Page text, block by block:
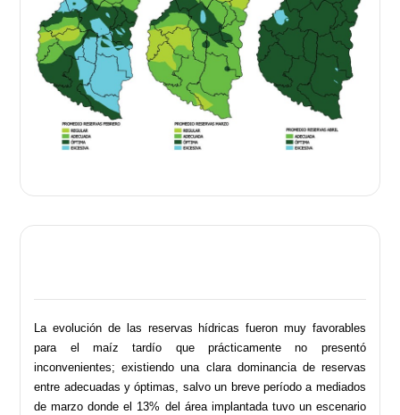
La evolución de las reservas hídricas fueron muy favorables
para el maíz tardío que prácticamente no presentó
inconvenientes; existiendo una clara dominancia de reservas
entre adecuadas y óptimas, salvo un breve período a mediados
de marzo donde el 13% del área implantada tuvo un escenario